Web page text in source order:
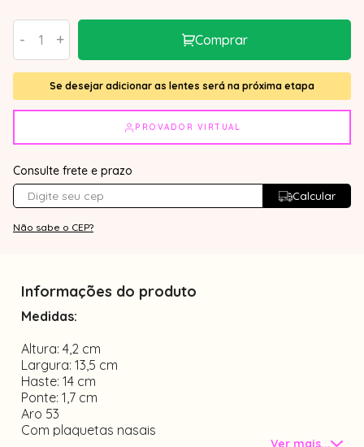
- + Comprar
Se desejar adicionar as lentes será na próxima etapa
PROVADOR VIRTUAL
Consulte frete e prazo
Calcular
Não sabe o CEP?
Informações do produto
Medidas:
Altura: 4,2 cm
Largura: 13,5 cm
Haste: 14 cm
Ponte: 1,7 cm
Aro 53
Com plaquetas nasais
Ver mais...